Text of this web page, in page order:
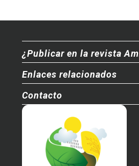
¿Publicar en la revista
Enlaces relacionados
Contacto